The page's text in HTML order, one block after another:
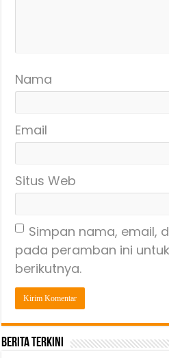
Nama
Email
Situs Web
Simpan nama, email,
pada peramban ini
berikutnya.
Berita Terkini